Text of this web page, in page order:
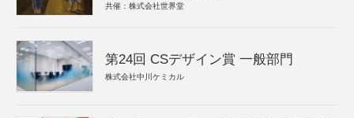
共催：株式会社世界堂
第24回 CSデザイン賞 一般部門
株式会社中川ケミカル